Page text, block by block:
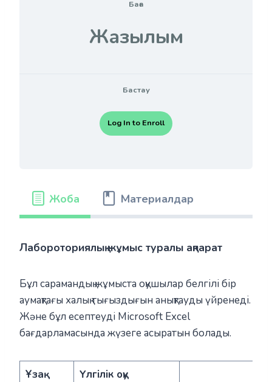
Баға
Жазылым
Бастау
Log In to Enroll
Жоба Материалдар
Лабороториялық жұмыс туралы ақпарат
Бұл сарамандық жұмыста оқушылар белгілі бір
аумақтағы халық тығыздығын анықтауды үйренеді.
Және бұл есептеуді Microsoft Excel
бағдарламасында жүзеге асыратын болады.
Ұзақ
Үлгілік оқу